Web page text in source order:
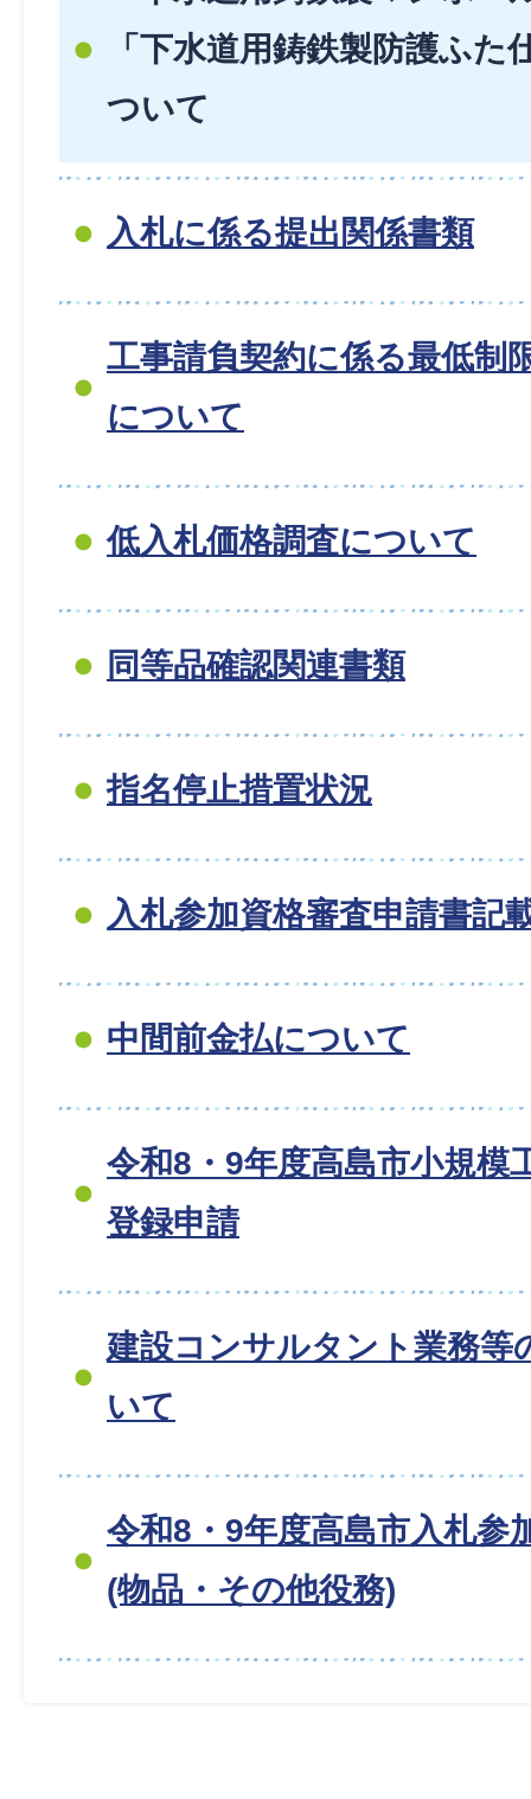
「下水道用鋳鉄製防護ふた
ついて
入札に係る提出関係書類
工事請負契約に係る最低制
について
低入札価格調査について
同等品確認関連書類
指名停止措置状況
入札参加資格審査申請書記
中間前金払について
令和8・9年度高島市小規模
登録申請
建設コンサルタント業務等
いて
令和8・9年度高島市入札参
(物品・その他役務)